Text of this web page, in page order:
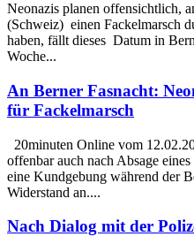
Neonazis planen offensichtlich,
(Schweiz) einen Fackelmarsch
haben, fällt dieses Datum in
Woche...
An Berner Fasnacht:
für Fackelmarsch
20minuten Online vom
offenbar auch nach Absage
eine Kundgebung während der
Widerstand an....
Nach Dialog mit der